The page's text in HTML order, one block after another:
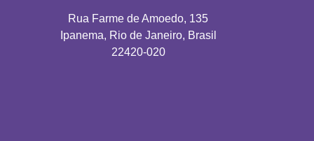
Rua Farme de Amoedo, 135
Ipanema, Rio de Janeiro, Brasil
22420-020